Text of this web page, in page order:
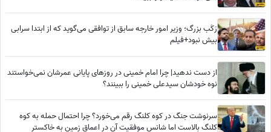
رَکَب بزرگ؛ وزیر امور خارجه سابق از توافقی می‌گوید که از ابتدا سرابی
بیش نبود+فیلم
از دست ندهید| چرا امام خمینی در روزهای پایانی عمرشان نمی‌خواستند
نوه خودشان سیدعلی خمینی را ببینند؟
سرنوشت جنگ در کوه کلنگ رقم می‌خورد؟ ‌چرا احتمال حمله به کوه
کلنگ بالاست اما شانس موفقیت آن در اعماق زمین به خاکستر